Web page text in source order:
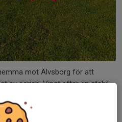
mot Älvsborg för att
av serien. Vinst efter en stabil
ett mer offensivt spel än